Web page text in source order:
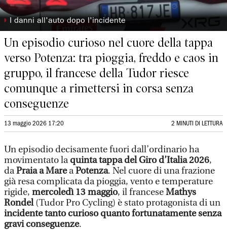
◗ I danni all'auto dopo l'incidente
Un episodio curioso nel cuore della tappa
verso Potenza: tra pioggia, freddo e caos in
gruppo, il francese della Tudor riesce
comunque a rimettersi in corsa senza
conseguenze
13 maggio 2026 17:20 2 MINUTI DI LETTURA
Un episodio decisamente fuori dall’ordinario ha
movimentato laquinta tappa del Giro d’Italia 2026,
daPraia a MareaPotenza. Nel cuore di una frazione
già resa complicata da pioggia, vento e temperature
rigide, mercoledì 13 maggio, il franceseMathys
Rondel(Tudor Pro Cycling) è stato protagonista di un
incidente tanto curioso quanto fortunatamente senza
gravi conseguenze.